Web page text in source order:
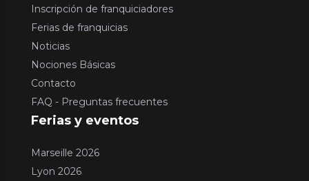
Inscripción de franquiciadores
Ferias de franquicias
Noticias
Nociones Básicas
Contacto
FAQ - Preguntas frecuentes
Ferias y eventos
Marseille 2026
Lyon 2026